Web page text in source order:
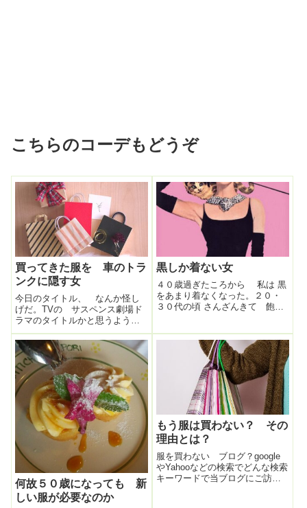
こちらのコーデもどうぞ
買ってきた服を 車のトラ
ンクに隠す女
今日のタイトル、 なんか怪し
げだ。TVの サスペンス劇場ド
ラマのタイトルかと思うよう
な・・・・(笑)この話の発端は先
日のこと。よく行くブティック
の店員さんと買い物後 おしゃ
べりしていたら「あーまた服買
っちゃった。旦那に見つかった
ら、おまえ、...
黒しか着ない女
４０歳過ぎたころから 私は 黒
をあまり着なくなった。２０・
３０代の頃 さんざんきて 飽き
が 老けて疲れて見えるように
なったからである。「黒は女を
美しくみせるのよ」と ジブリ
の映画「魔女の...
何故５０歳になっても 新
しい服が必要なのか
もう服は買わない？ その
理由とは？
服を買わない ブログ？google
やYahooなどの検索でどんな検索
キーワードで当ブログにご訪問